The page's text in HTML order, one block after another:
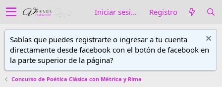
Iniciar sesión Registro
Sabías que puedes registrarte o ingresar a tu cuenta
directamente desde facebook con el botón de facebook en
la parte superior de la página?
Concurso de Poética Clásica con Métrica y Rima